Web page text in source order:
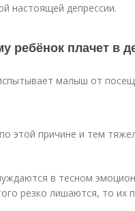
настоящей депрессии.
ребёнок плачет в
малыш от
этой причине и тем
в тесном
резко лишаются, то их